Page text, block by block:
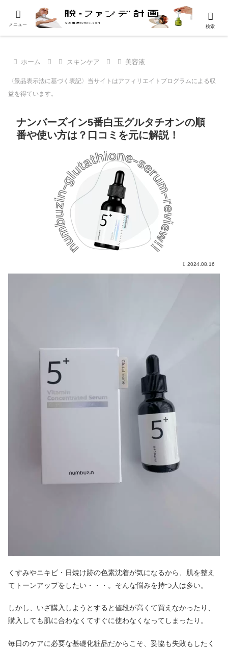
ホーム スキンケア 美容液
〈景品表示法に基づく表記〉当サイトはアフィリエイトプログラムによる収
益を得ています。
ナンバーズイン5番白玉グルタチオンの順
番や使い方は？口コミを元に解説！
2024.08.16
くすみやニキビ・日焼け跡の色素沈着が気になるから、肌を整え
てトーンアップをしたい・・・。そんな悩みを持つ人は多い。
しかし、いざ購入しようとすると値段が高くて買えなかったり、
購入しても肌に合わなくてすぐに使わなくなってしまったり。
毎日のケアに必要な基礎化粧品だからこそ、妥協も失敗もしたく
メニュー 検索